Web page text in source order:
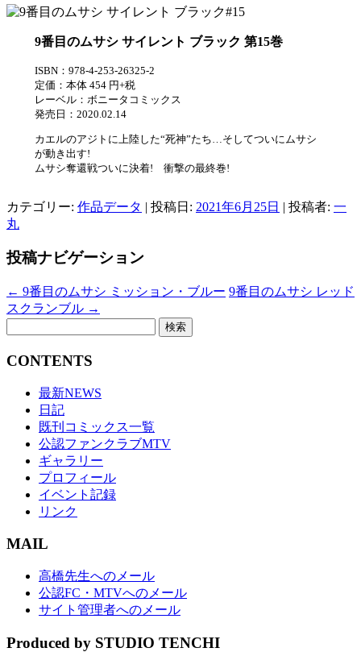
9番目のムサシ サイレント ブラック 第15巻
ISBN：978-4-253-26325-2
定価：本体 454 円+税
レーベル：ボニータコミックス
発売日：2020.02.14
カエルのアジトに上陸した“死神”たち…そしてついにムサシ
が動き出す!
ムサシ奪還戦ついに決着! 衝撃の最終巻!
カテゴリー: 作品データ | 投稿日: 2021年6月25日 | 投稿者: 一
丸
投稿ナビゲーション
← 9番目のムサシ ミッション・ブルー 9番目のムサシ レッド
スクランブル →
CONTENTS
最新NEWS
日記
既刊コミックス一覧
公認ファンクラブMTV
ギャラリー
プロフィール
イベント記録
リンク
MAIL
高橋先生へのメール
公認FC・MTVへのメール
サイト管理者へのメール
Produced by STUDIO TENCHI